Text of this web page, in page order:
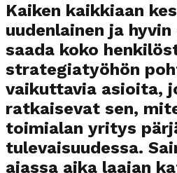
Kaiken kaikkiaan
uudenlainen ja
saada koko
strategiatyöhön
vaikuttavia asioita,
ratkaisevat sen,
toimialan yritys
tulevaisuudessa.
ajassa aika laajan